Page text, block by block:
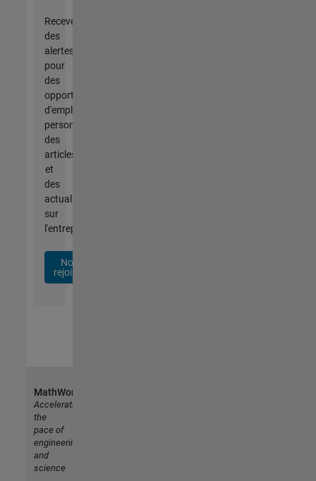
Recevez
des
alertes
pour
des
opportunités
d'emploi
personnalisées,
des
articles
et
des
actualités
sur
l'entreprise.
Nous
rejoindre
MathWorks
Accelerating
the
pace of
engineering
and
science